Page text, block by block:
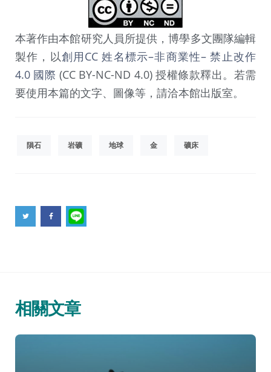
本著作由本館研究人員所提供，博學多文團隊編輯
製作，以創用CC 姓名標示–非商業性– 禁止改作
4.0 國際 (CC BY-NC-ND 4.0) 授權條款釋出。若需
要使用本篇的文字、圖像等，請洽本館出版室。
隕石 岩礦 地球 金 礦床
相關文章